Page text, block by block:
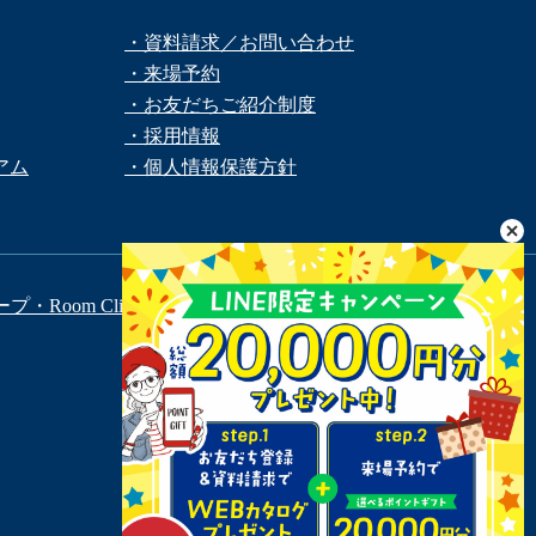
ム
・資料請求／お問い合わせ
・来場予約
・お友だちご紹介制度
・採用情報
・個人情報保護方針
プ・Room Clip